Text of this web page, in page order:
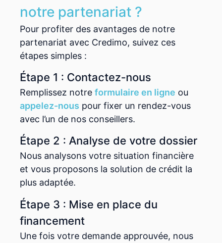
notre partenariat ?
Pour profiter des avantages de notre
partenariat avec Credimo, suivez ces
étapes simples :
Étape 1 : Contactez-nous
Remplissez notre formulaire en ligne ou
appelez-nous pour fixer un rendez-vous
avec l’un de nos conseillers.
Étape 2 : Analyse de votre dossier
Nous analysons votre situation financière
et vous proposons la solution de crédit la
plus adaptée.
Étape 3 : Mise en place du
financement
Une fois votre demande approuvée, nous